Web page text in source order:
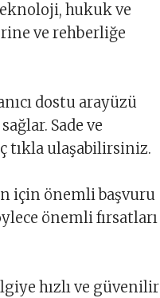
hukuk ve
ve rehberliğe
dostu arayüzü
Sade ve
tıkla ulaşabilirsiniz.
için önemli başvuru
önemli fırsatları
hızlı ve güvenilir